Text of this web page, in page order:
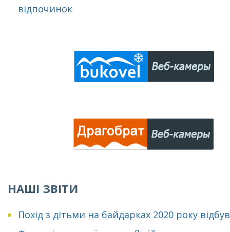
відпочинок
НАШІ ЗВІТИ
Похід з дітьми на байдарках 2020 року